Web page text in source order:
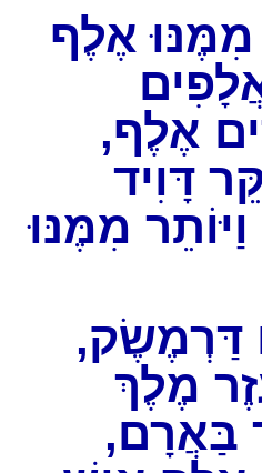
אֶלֶף
אֶלֶף,
דָּוִיד
מִמֶּנּוּ
דַּרְמֶשֶׂק,
מֶלֶךְ
בַּאֲרָם,